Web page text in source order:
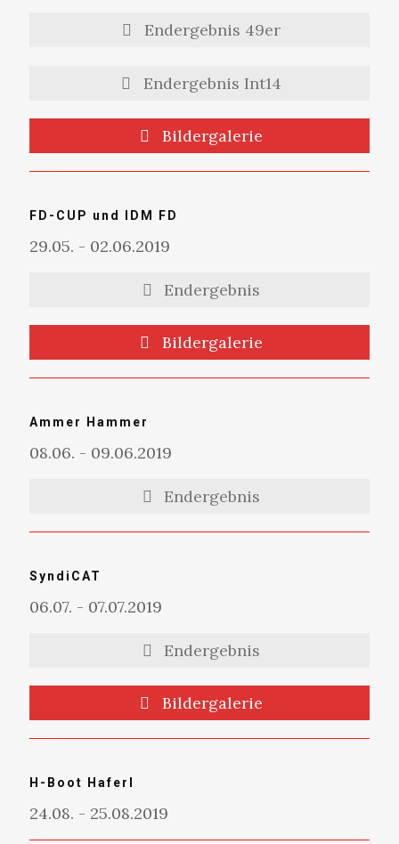
Endergebnis 49er
Endergebnis Int14
Bildergalerie
FD-CUP und IDM FD
29.05. - 02.06.2019
Endergebnis
Bildergalerie
Ammer Hammer
08.06. - 09.06.2019
Endergebnis
SyndiCAT
06.07. - 07.07.2019
Endergebnis
Bildergalerie
H-Boot Haferl
24.08. - 25.08.2019